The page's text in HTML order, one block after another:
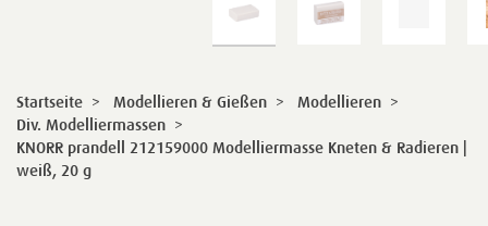
Startseite > Modellieren & Gießen > Modellieren >
Div. Modelliermassen >
KNORR prandell 212159000 Modelliermasse Kneten & Radieren |
weiß, 20 g